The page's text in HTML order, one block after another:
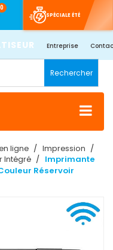
0
SPÉCIALE ÉTÉ
Entreprise
Rechercher
ligne
Impression
Intégré
Imprimante
Réservoir